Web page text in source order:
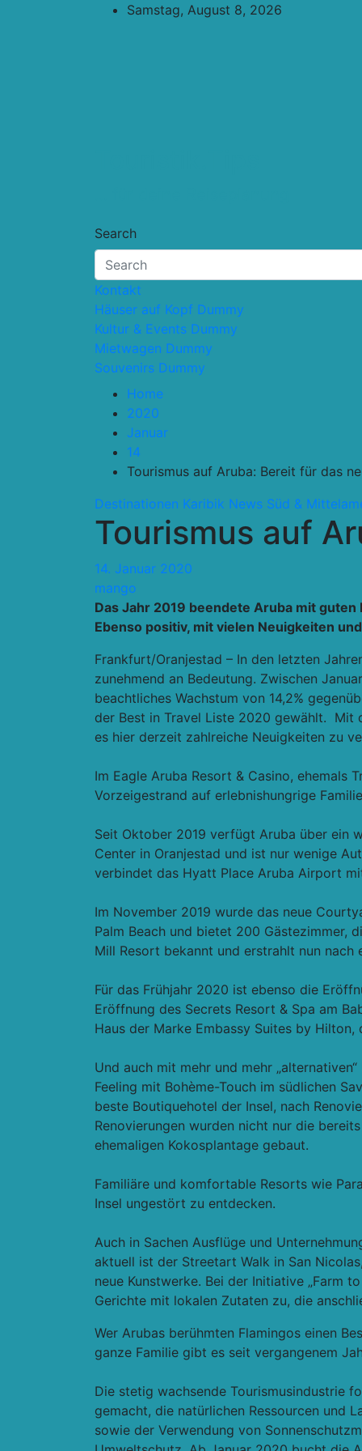
Samstag, August 8, 2026
Search
Kontakt
Häuser auf Kopf Dummy
Kultur & Events Dummy
Mietwagen Dummy
Souvenirs Dummy
Home
2020
Januar
14
Tourismus auf Aruba: Bereit für das
Destinationen Karibik News Süd &
Tourismus auf
14. Januar 2020
mango
Das Jahr 2019 beendete Aruba mit
Ebenso positiv, mit vielen Neuigkeiten
Frankfurt/Oranjestad – In den letzten
zunehmend an Bedeutung. Zwischen
beachtliches Wachstum von 14,2%
der Best in Travel Liste 2020 gewählt. Mit
es hier derzeit zahlreiche Neuigkeiten zu
Im Eagle Aruba Resort & Casino,
Vorzeigestrand auf erlebnishungrige
Seit Oktober 2019 verfügt Aruba über ein
Center in Oranjestad und ist nur wenige
verbindet das Hyatt Place Aruba Airport
Im November 2019 wurde das neue
Palm Beach und bietet 200 Gästezimmer,
Mill Resort bekannt und erstrahlt nun
Für das Frühjahr 2020 ist ebenso die
Eröffnung des Secrets Resort & Spa am
Haus der Marke Embassy Suites by
Und auch mit mehr und mehr
Feeling mit Bohème-Touch im südlichen
beste Boutiquehotel der Insel, nach
Renovierungen wurden nicht nur die
ehemaligen Kokosplantage gebaut.
Familiäre und komfortable Resorts wie
Insel ungestört zu entdecken.
Auch in Sachen Ausflüge und
aktuell ist der Streetart Walk in San
neue Kunstwerke. Bei der Initiative „Farm
Gerichte mit lokalen Zutaten zu, die
Wer Arubas berühmten Flamingos einen
ganze Familie gibt es seit vergangenem
Die stetig wachsende Tourismusindustrie
gemacht, die natürlichen Ressourcen und
sowie der Verwendung von